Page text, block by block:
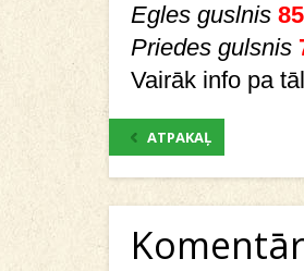
Egles guslnis
Priedes gulsnis
Vairāk info pa
ATPAKAĻ